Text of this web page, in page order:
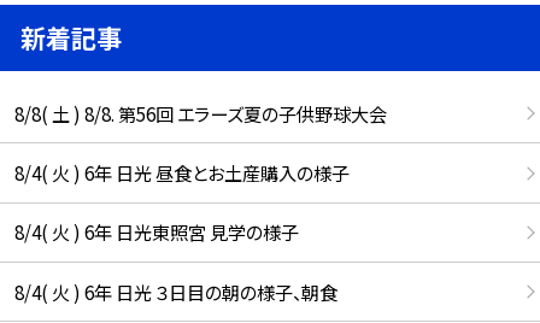
新着記事
8/8( 土 ) 8/8. 第56回 エラーズ夏の子供野球大会
8/4( 火 ) 6年 日光 昼食とお土産購入の様子
8/4( 火 ) 6年 日光東照宮 見学の様子
8/4( 火 ) 6年 日光 ３日目の朝の様子、朝食